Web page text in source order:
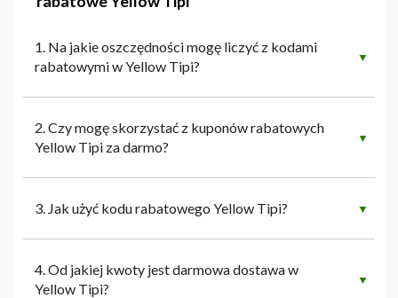
1. Na jakie oszczędności mogę liczyć z kodami
rabatowymi w Yellow Tipi?
▼
2. Czy mogę skorzystać z kuponów rabatowych
Yellow Tipi za darmo?
▼
3. Jak użyć kodu rabatowego Yellow Tipi? ▼
4. Od jakiej kwoty jest darmowa dostawa w
Yellow Tipi?
▼